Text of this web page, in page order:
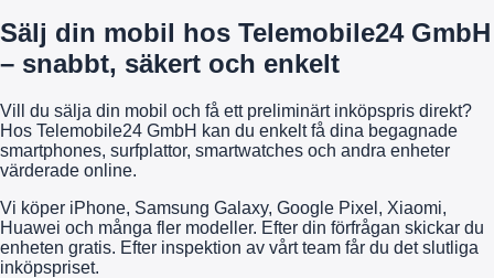
Sälj din mobil hos Telemobile24 GmbH
– snabbt, säkert och enkelt
Vill du sälja din mobil och få ett preliminärt inköpspris direkt?
Hos Telemobile24 GmbH kan du enkelt få dina begagnade
smartphones, surfplattor, smartwatches och andra enheter
värderade online.
Vi köper iPhone, Samsung Galaxy, Google Pixel, Xiaomi,
Huawei och många fler modeller. Efter din förfrågan skickar du
enheten gratis. Efter inspektion av vårt team får du det slutliga
inköpspriset.